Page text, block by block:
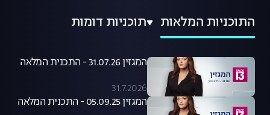
התוכניות המלאות תוכניות דומות
המגזין 31.07.26 - התכנית המלאה
31.7.2026
המגזין 05.09.25 - התכנית המלאה